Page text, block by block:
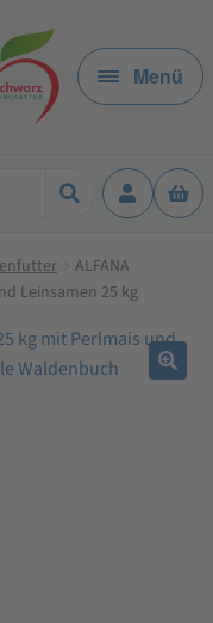
Menü
ALFANA
Leinsamen 25 kg